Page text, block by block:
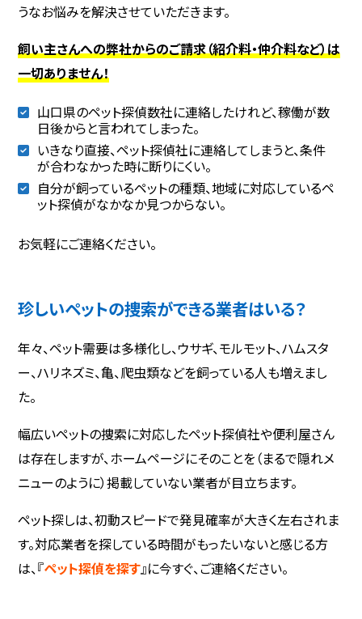
うなお悩みを解決させていただきます。
飼い主さんへの弊社からのご請求（紹介料・仲介料など）は
一切ありません！
山口県のペット探偵数社に連絡したけれど、稼働が数
日後からと言われてしまった。
いきなり直接、ペット探偵社に連絡してしまうと、条件
が合わなかった時に断りにくい。
自分が飼っているペットの種類、地域に対応しているペ
ット探偵がなかなか見つからない。
お気軽にご連絡ください。
珍しいペットの捜索ができる業者はいる？
年々、ペット需要は多様化し、ウサギ、モルモット、ハムスタ
ー、ハリネズミ、亀、爬虫類などを飼っている人も増えまし
た。
幅広いペットの捜索に対応したペット探偵社や便利屋さん
は存在しますが、ホームページにそのことを（まるで隠れメ
ニューのように）掲載していない業者が目立ちます。
ペット探しは、初動スピードで発見確率が大きく左右されま
す。対応業者を探している時間がもったいないと感じる方
は、『ペット探偵を探す』に今すぐ、ご連絡ください。